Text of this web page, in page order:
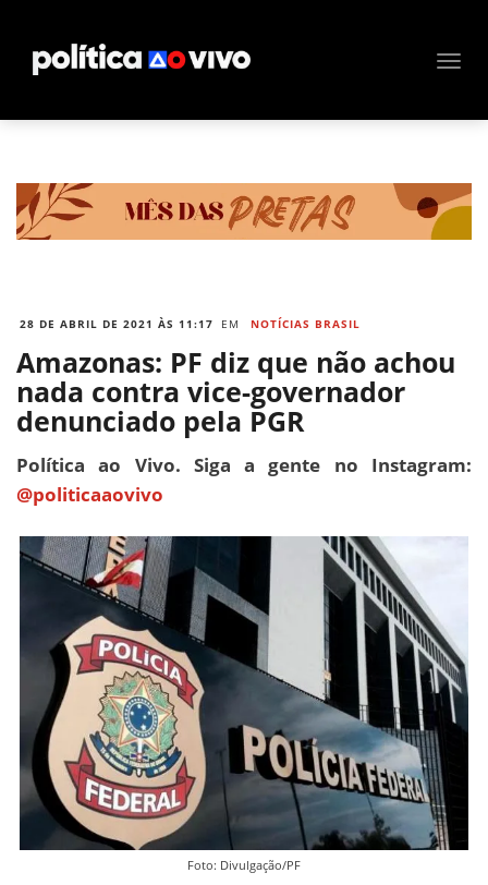
28 DE ABRIL DE 2021 ÀS 11:17 EM NOTÍCIAS BRASIL
Amazonas: PF diz que não achou
nada contra vice-governador
denunciado pela PGR
Política ao Vivo. Siga a gente no Instagram:
@politicaaovivo
Foto: Divulgação/PF